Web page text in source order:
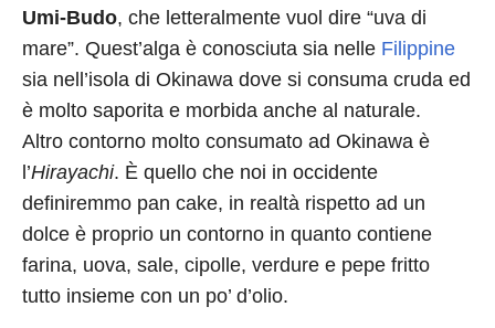
Umi-Budo, che letteralmente vuol dire “uva di
mare”. Quest’alga è conosciuta sia nelle Filippine
sia nell’isola di Okinawa dove si consuma cruda ed
è molto saporita e morbida anche al naturale.
Altro contorno molto consumato ad Okinawa è
l’Hirayachi. È quello che noi in occidente
definiremmo pan cake, in realtà rispetto ad un
dolce è proprio un contorno in quanto contiene
farina, uova, sale, cipolle, verdure e pepe fritto
tutto insieme con un po’ d’olio.